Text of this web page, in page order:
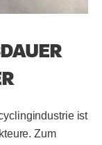
ist
Zum